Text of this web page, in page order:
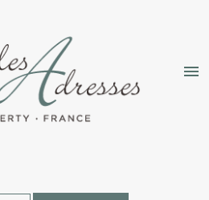
- Résultats de